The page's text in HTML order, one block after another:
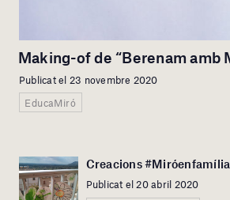
Making-of de “Berenam amb
Publicat el 23 novembre 2020
EducaMiró
Creacions #Miróenfamília
Publicat el 20 abril 2020